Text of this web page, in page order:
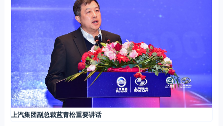
上汽集团副总裁蓝青松重要讲话